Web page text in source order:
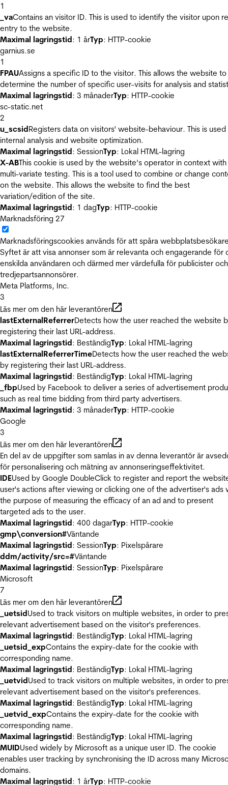
1
_vaContains an visitor ID. This is used to identify the visitor upon
entry to the website.
Maximal lagringstid: 1 årTyp: HTTP-cookie
garnius.se
1
FPAUAssigns a specific ID to the visitor. This allows the website to
determine the number of specific user-visits for analysis and
Maximal lagringstid: 3 månaderTyp: HTTP-cookie
sc-static.net
2
u_scsidRegisters data on visitors' website-behaviour. This is
internal analysis and website optimization.
Maximal lagringstid: SessionTyp: Lokal HTML-lagring
X-ABThis cookie is used by the website’s operator in context with
multi-variate testing. This is a tool used to combine or change
on the website. This allows the website to find the best
variation/edition of the site.
Maximal lagringstid: 1 dagTyp: HTTP-cookie
Marknadsföring 27
Marknadsföringscookies används för att spåra
Syftet är att visa annonser som är relevanta och engagerande för
enskilda användaren och därmed mer värdefulla för publicister och
tredjepartsannonsörer.
Meta Platforms, Inc.
3
Läs mer om den här leverantören
lastExternalReferrerDetects how the user reached the website
registering their last URL-address.
Maximal lagringstid: BeständigTyp: Lokal HTML-lagring
lastExternalReferrerTimeDetects how the user reached the
by registering their last URL-address.
Maximal lagringstid: BeständigTyp: Lokal HTML-lagring
_fbpUsed by Facebook to deliver a series of advertisement
such as real time bidding from third party advertisers.
Maximal lagringstid: 3 månaderTyp: HTTP-cookie
Google
3
Läs mer om den här leverantören
En del av de uppgifter som samlas in av denna leverantör är
för personalisering och mätning av annonseringseffektivitet.
IDEUsed by Google DoubleClick to register and report the
user's actions after viewing or clicking one of the advertiser's ads
the purpose of measuring the efficacy of an ad and to present
targeted ads to the user.
Maximal lagringstid: 400 dagarTyp: HTTP-cookie
gmp\conversion#Väntande
Maximal lagringstid: SessionTyp: Pixelspårare
ddm/activity/src=#Väntande
Maximal lagringstid: SessionTyp: Pixelspårare
Microsoft
7
Läs mer om den här leverantören
_uetsidUsed to track visitors on multiple websites, in order to
relevant advertisement based on the visitor's preferences.
Maximal lagringstid: BeständigTyp: Lokal HTML-lagring
_uetsid_expContains the expiry-date for the cookie with
corresponding name.
Maximal lagringstid: BeständigTyp: Lokal HTML-lagring
_uetvidUsed to track visitors on multiple websites, in order to
relevant advertisement based on the visitor's preferences.
Maximal lagringstid: BeständigTyp: Lokal HTML-lagring
_uetvid_expContains the expiry-date for the cookie with
corresponding name.
Maximal lagringstid: BeständigTyp: Lokal HTML-lagring
MUIDUsed widely by Microsoft as a unique user ID. The cookie
enables user tracking by synchronising the ID across many
domains.
Maximal lagringstid: 1 årTyp: HTTP-cookie